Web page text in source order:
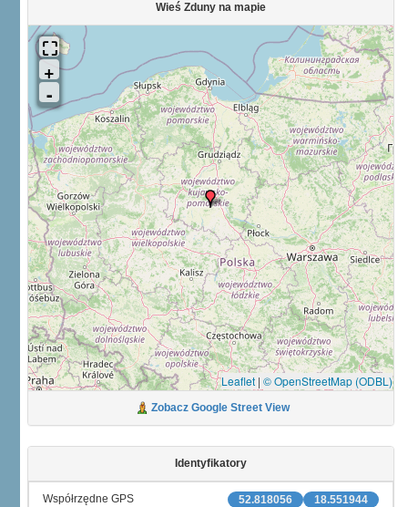
Wieś Zduny na mapie
Leaflet | © OpenStreetMap (ODBL)
Zobacz Google Street View
Identyfikatory
18.551944
52.818056
Współrzędne GPS